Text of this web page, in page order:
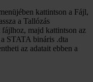
kattintson a Fájl,
a Tallózás
majd kattintson az
STATA bináris .dta
az adatait ebben a